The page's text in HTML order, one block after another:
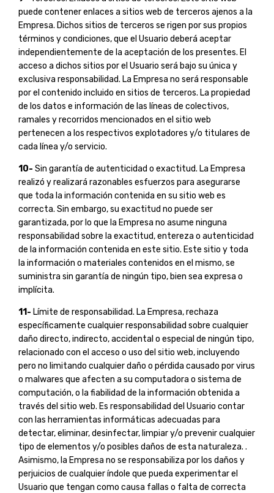
puede contener enlaces a sitios web de terceros ajenos a la
Empresa. Dichos sitios de terceros se rigen por sus propios
términos y condiciones, que el Usuario deberá aceptar
independientemente de la aceptación de los presentes. El
acceso a dichos sitios por el Usuario será bajo su única y
exclusiva responsabilidad. La Empresa no será responsable
por el contenido incluido en sitios de terceros. La propiedad
de los datos e información de las líneas de colectivos,
ramales y recorridos mencionados en el sitio web
pertenecen a los respectivos explotadores y/o titulares de
cada línea y/o servicio.
10- Sin garantía de autenticidad o exactitud. La Empresa
realizó y realizará razonables esfuerzos para asegurarse
que toda la información contenida en su sitio web es
correcta. Sin embargo, su exactitud no puede ser
garantizada, por lo que la Empresa no asume ninguna
responsabilidad sobre la exactitud, entereza o autenticidad
de la información contenida en este sitio. Este sitio y toda
la información o materiales contenidos en el mismo, se
suministra sin garantía de ningún tipo, bien sea expresa o
implícita.
11- Límite de responsabilidad. La Empresa, rechaza
específicamente cualquier responsabilidad sobre cualquier
daño directo, indirecto, accidental o especial de ningún tipo,
relacionado con el acceso o uso del sitio web, incluyendo
pero no limitando cualquier daño o pérdida causado por virus
o malwares que afecten a su computadora o sistema de
computación, o la fiabilidad de la información obtenida a
través del sitio web. Es responsabilidad del Usuario contar
con las herramientas informáticas adecuadas para
detectar, eliminar, desinfectar, limpiar y/o prevenir cualquier
tipo de elementos y/o posibles daños de esta naturaleza. .
Asimismo, la Empresa no se responsabiliza por los daños y
perjuicios de cualquier índole que pueda experimentar el
Usuario que tengan como causa fallas o falta de correcta